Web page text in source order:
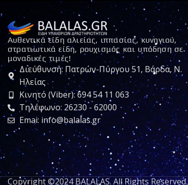
Αυθεντικά είδη αλιείας, ιππασίας, κυνηγιού,
στρατιωτικά είδη, ρουχισμός και υπόδηση σε
μοναδικές τιμές!
Διεύθυνση: Πατρών-Πύργου 51, Βάρδα, Ν.
Ηλείας
Κινητό (Viber): 694 54 11 063
Τηλέφωνο: 26230 - 62000
Emai: info@balalas.gr
Copyright ©2024 BALALAS. All Rights Reserved.